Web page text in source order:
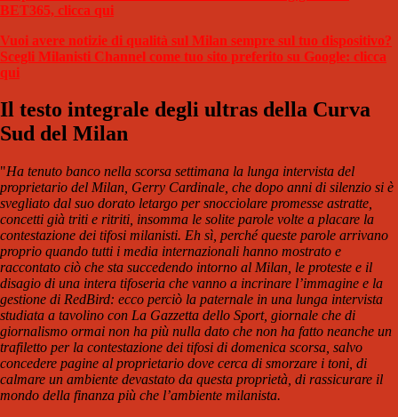
BET365, clicca qui
Vuoi avere notizie di qualità sul Milan sempre sul tuo dispositivo?
Scegli Milanisti Channel come tuo sito preferito su Google: clicca
qui
Il testo integrale degli ultras della Curva
Sud del Milan
"Ha tenuto banco nella scorsa settimana la lunga intervista del
proprietario del Milan, Gerry Cardinale, che dopo anni di silenzio si è
svegliato dal suo dorato letargo per snocciolare promesse astratte,
concetti già triti e ritriti, insomma le solite parole volte a placare la
contestazione dei tifosi milanisti. Eh sì, perché queste parole arrivano
proprio quando tutti i media internazionali hanno mostrato e
raccontato ciò che sta succedendo intorno al Milan, le proteste e il
disagio di una intera tifoseria che vanno a incrinare l’immagine e la
gestione di RedBird: ecco perciò la paternale in una lunga intervista
studiata a tavolino con La Gazzetta dello Sport, giornale che di
giornalismo ormai non ha più nulla dato che non ha fatto neanche un
trafiletto per la contestazione dei tifosi di domenica scorsa, salvo
concedere pagine al proprietario dove cerca di smorzare i toni, di
calmare un ambiente devastato da questa proprietà, di rassicurare il
mondo della finanza più che l’ambiente milanista.